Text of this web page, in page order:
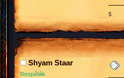
$
Shyam Staar
Dospělák